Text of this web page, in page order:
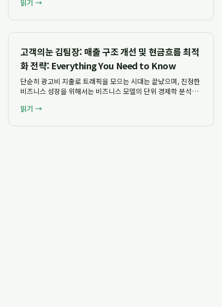
을 지향하는 이곳은 고혈압, 당뇨 등 고위험 요인을 가진 산모를
읽기 →
고객의눈 김팀장: 매출 구조 개선 및 현금흐름 최적
화 전략: Everything You Need to Know
단순히 광고비 지출로 트래픽을 모으는 시대는 끝났으며, 진정한
비즈니스 성장을 위해서는 비즈니스 모델의 단위 경제학 분석과
적 접근이 필수적입니다. 고객의눈 김팀장은 단순한 실행 대행을
읽기 →